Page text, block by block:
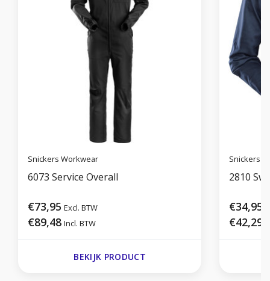
Snickers Workwear
6073 Service Overall
€73,95 Excl. BTW
€89,48 Incl. BTW
BEKIJK PRODUCT
Snickers
2810
€34,95
€42,29